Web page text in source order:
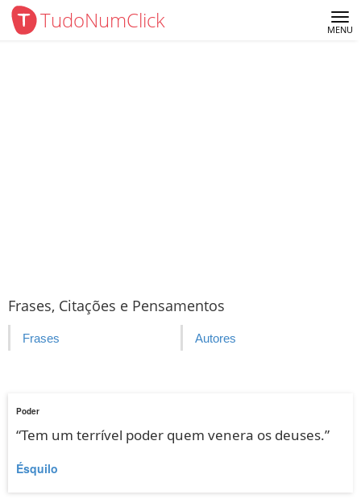
TudoNumClick MENU
Frases, Citações e Pensamentos
Frases Autores
Poder
“Tem um terrível poder quem venera os deuses.”
Ésquilo